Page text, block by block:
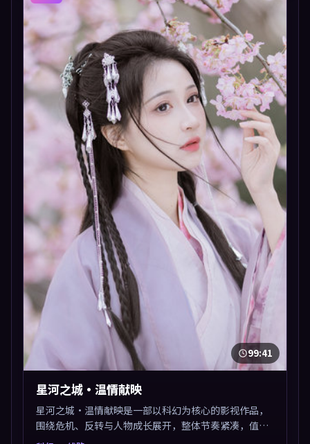
99:41
星河之城·温情献映
星河之城·温情献映是一部以科幻为核心的影视作品，
围绕危机、反转与人物成长展开，整体节奏紧凑，值得
推荐观看。